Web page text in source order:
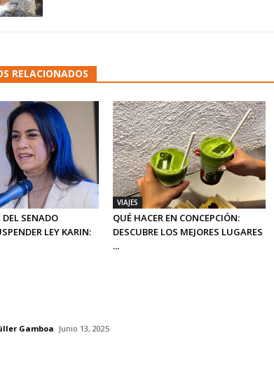
RELACIONADOS
SENADO
LEY KARIN:
VIAJES
QUÉ HACER EN CONCEPCIÓN:
DESCUBRE LOS MEJORES LUGARES
...
Gamboa Junio 13, 2025